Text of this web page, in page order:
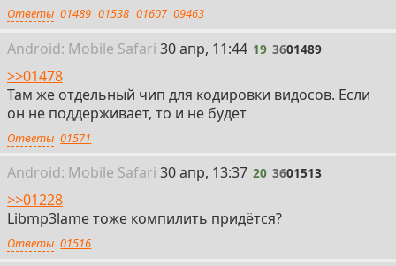
Ответы 01489 01538 01607 09463
Android: Mobile Safari 19
30 апр, 11:44 19 3601489
>>01478
Там же отдельный чип для кодировки видосов. Если
он не поддерживает, то и не будет
Ответы 01571
Android: Mobile Safari 20
30 апр, 13:37 20 3601513
>>01228
Libmp3lame тоже компилить придётся?
Ответы 01516